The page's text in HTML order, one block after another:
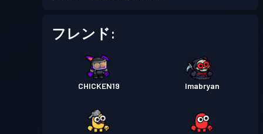
フレンド:
CHICKEN19 Imabryan